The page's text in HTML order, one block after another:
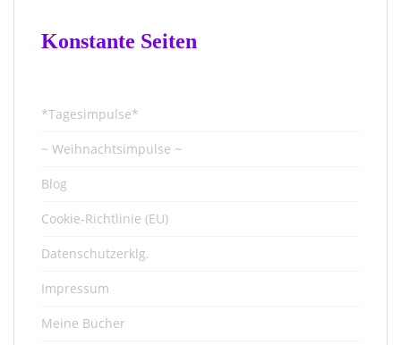
Konstante Seiten
*Tagesimpulse*
~ Weihnachtsimpulse ~
Blog
Cookie-Richtlinie (EU)
Datenschutzerklg.
Impressum
Meine Bücher